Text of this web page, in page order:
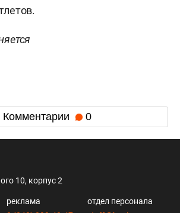
Комментарии 0
10, корпус 2
реклама
отдел персонала